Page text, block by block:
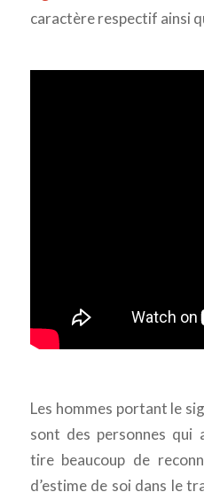
caractère respectif ainsi
Les hommes portant le
sont des personnes
tire beaucoup de
d’estime de soi dans le